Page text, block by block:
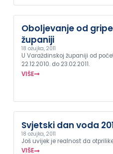
Oboljevanje od
županiji
18 ožujka, 2011
U Varaždinskoj županiji od
22.12.2010. do 23.02.2011.
VIŠE
Svjetski dan voda
18 ožujka, 2011
Još uvijek je realnost da
VIŠE